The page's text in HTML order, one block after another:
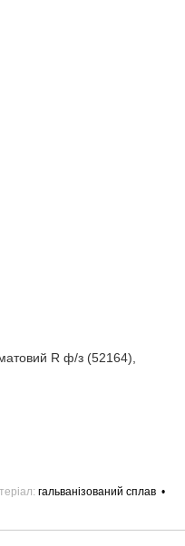
R ф/з (52164),
гальванізований сплав